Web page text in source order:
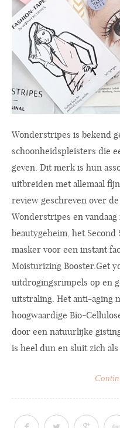
Wonderstripes is bekend
schoonheidspleisters die
geven. Dit merk is hun
uitbreiden met allemaal
review geschreven over
Wonderstripes en
beautygeheim, het
masker voor een instant
Moisturizing Booster.Get
uitdrogingsrimpels op en
uitstraling. Het anti-aging
hoogwaardige Bio-
door een natuurlijke
is heel dun en sluit zich